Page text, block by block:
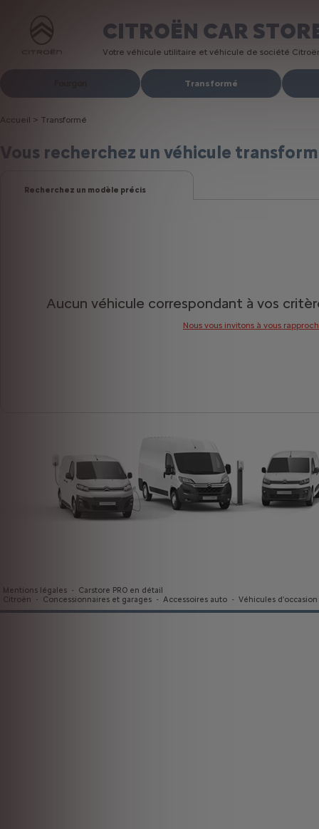
CITROËN CAR
Votre véhicule utilitaire et véhicule de société
Transformé
Accueil > Transformé
Vous recherchez un véhicule
Recherchez un modèle précis
Aucun véhicule correspondant à vos
Nous vous invitons à vous
Mentions légales -
Carstore PRO en détail
Citroën
- Concessionnaires et garages - Accessoires auto - Véhicules d'occasion